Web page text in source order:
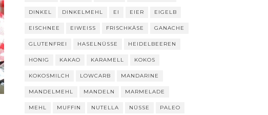
DINKEL DINKELMEHL EI EIER EIGELB
EISCHNEE EIWEISS FRISCHKÄSE GANACHE
GLUTENFREI HASELNÜSSE HEIDELBEEREN
HONIG KAKAO KARAMELL KOKOS
KOKOSMILCH LOWCARB MANDARINE
MANDELMEHL MANDELN MARMELADE
MEHL MUFFIN NUTELLA NÜSSE PALEO